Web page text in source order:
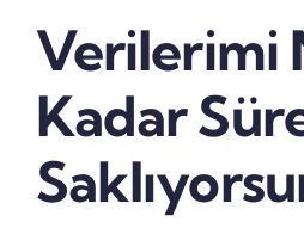
Verilerimi
Kadar